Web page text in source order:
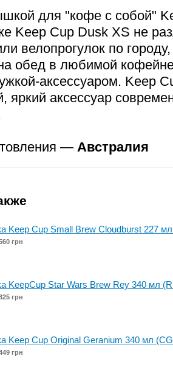
для "кофе с собой"
Keep Cup Dusk XS не
велопрогулок по
обед в любимой
аксессуаром. Keep
яркий аксессуар
— Австралия
Keep Cup Small Brew Cloudburst 227
грн
KeepCup Star Wars Brew Rey 340 мл
грн
Keep Cup Original Geranium 340 мл
грн